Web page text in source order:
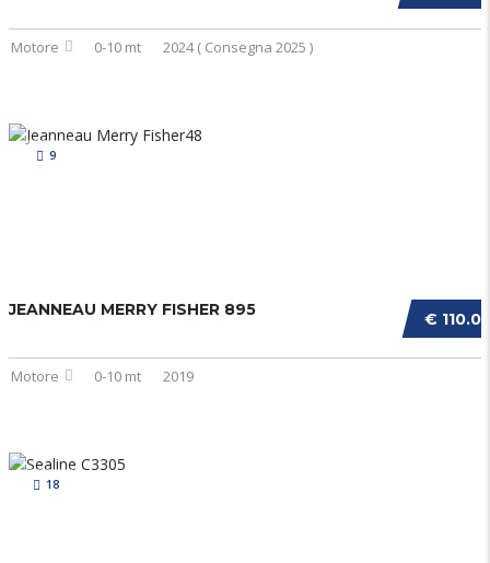
Motore 0-10 mt 2024 ( Consegna 2025 )
9
€
JEANNEAU MERRY FISHER 895
Motore 0-10 mt 2019
18